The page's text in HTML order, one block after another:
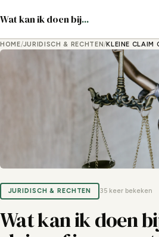
Wat kan ik doen bij...
HOME/JURIDISCH & RECHTEN/KLEINE CLAIM
JURIDISCH & RECHTEN 35 keer bekeken
Wat kan ik doen